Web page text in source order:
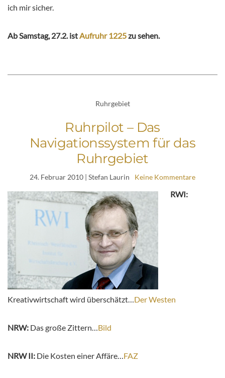
ich mir sicher.
Ab Samstag, 27.2. istAufruhr 1225zu sehen.
Ruhrgebiet
Ruhrpilot – Das
Navigationssystem für das
Ruhrgebiet
24. Februar 2010 | Stefan Laurin Keine Kommentare
RWI:
Kreativwirtschaft wird überschätzt… Der Westen
NRW: Das große Zittern… Bild
NRW II: Die Kosten einer Affäre… FAZ